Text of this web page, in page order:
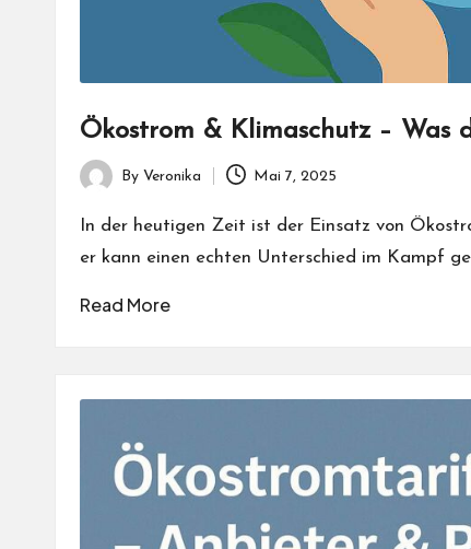
Ökostrom & Klimaschutz – Was
Posted
by
By Veronika Mai 7, 2025
In der heutigen Zeit ist der Einsatz von
er kann einen echten Unterschied im Kampf
Read More